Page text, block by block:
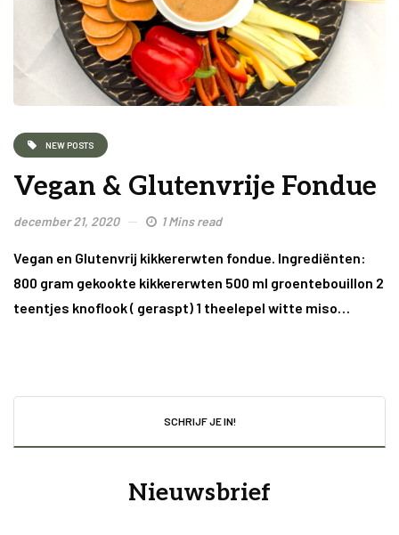
NEW POSTS
Vegan & Glutenvrije Fondue
december 21, 2020 1 Mins read
Vegan en Glutenvrij kikkererwten fondue. Ingrediënten:
800 gram gekookte kikkererwten 500 ml groentebouillon 2
teentjes knoflook ( geraspt) 1 theelepel witte miso…
SCHRIJF JE IN!
Nieuwsbrief